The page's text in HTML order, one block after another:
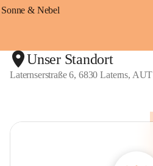
Sonne & Nebel
Unser Standort
Laternserstraße 6, 6830 Laterns, AUT